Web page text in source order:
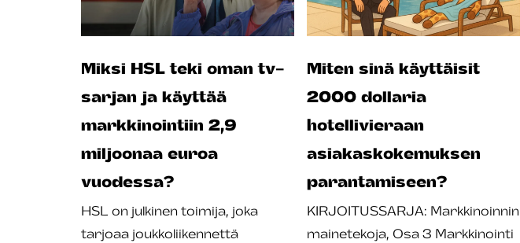
Miksi HSL teki oman tv-
sarjan ja käyttää
markkinointiin 2,9
miljoonaa euroa
vuodessa?
HSL on julkinen toimija, joka
tarjoaa joukkoliikennettä
Miten sinä käyttäisit
2000 dollaria
hotellivieraan
asiakaskokemuksen
parantamiseen?
KIRJOITUSSARJA: Markkinoinnin
mainetekoja, Osa 3 Markkinointi